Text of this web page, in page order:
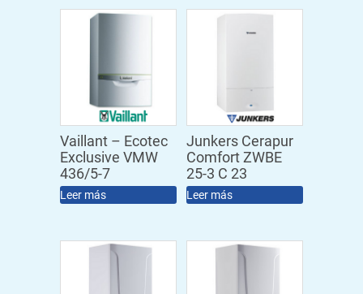
Vaillant – Ecotec
Exclusive VMW
436/5-7
Leer más
Junkers Cerapur
Comfort ZWBE
25-3 C 23
Leer más